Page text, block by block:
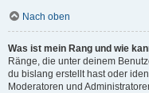
Nach oben
Was ist mein Rang und wie
Ränge, die unter deinem
du bislang erstellt hast oder
Moderatoren und